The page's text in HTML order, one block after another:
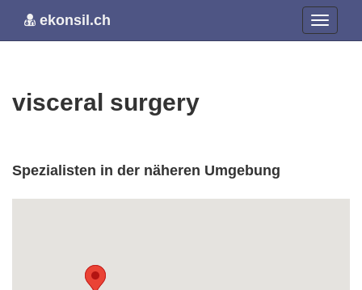
ekonsil.ch
visceral surgery
Spezialisten in der näheren Umgebung